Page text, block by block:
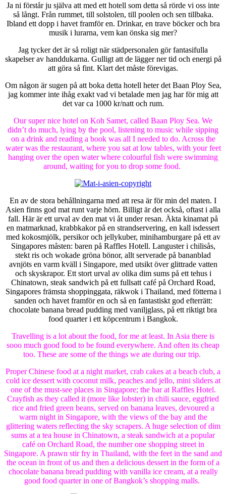
Ja ni förstår ju själva att med ett hotell som detta så rörde vi oss inte
så långt. Från rummet, till solstolen, till poolen och sen tillbaka.
Ibland ett dopp i havet framför en. Drinkar, en trave böcker och bra
musik i lurarna, vem kan önska sig mer?
Jag tycker det är så roligt när städpersonalen gör fantasifulla
skapelser av handdukarna. Gulligt att de lägger ner tid och energi på
att göra så fint. Klart det måste förevigas.
Om någon är sugen på att boka detta hotell heter det Baan Ploy Sea,
jag kommer inte ihåg exakt vad vi betalade men jag har för mig att
det var ca 1000 kr/natt och rum.
Our super nice hotel on Koh Samet, called Baan Ploy Sea. We
didn’t do much, lying by the pool, listening to music while sipping
on a drink and reading a book was all I needed to do. Across the
water was the restaurant, where you sat at low tables, with your feet
hanging over the open water where colourful fish were swimming
around, waiting for you to drop some food.
En av de stora behållningarna med att resa är för min del maten. I
Asien finns god mat runt varje hörn. Billigt är det också, oftast i alla
fall. Här är ett urval av den mat vi åt under resan. Äkta kinamat på
en matmarknad, krabbkakor på en strandservering, en kall isdessert
med kokosmjölk, persikor och jellykuber, minihamburgare på ett av
Singapores måsten: baren på Raffles Hotell. Languster i chilisås,
stekt ris och wokade gröna bönor, allt serverade på bananblad
avnjöts en varm kväll i Singapore, med utsikt över glittrade vatten
och skyskrapor. Ett stort urval av olika dim sums på ett tehus i
Chinatown, steak sandwich på ett fullsatt café på Orchard Road,
Singapores främsta shoppinggata, räkwok i Thailand, med fötterna i
sanden och havet framför en och så en fantastiskt god efterrätt:
chocolate banana bread pudding med vaniljglass, på ett riktigt bra
food quarter i ett köpcentrum i Bangkok.
Travelling is a lot about the food, for me at least. In Asia there is
sooo much good food to be found everywhere. And often its cheap
too. These are some of the things we ate during our trip.
Proper Chinese food at a night market, crab cakes at a beach club, a
cold ice dessert with coconut milk, peaches and jello, mini sliders at
one of the must-see places in Singapore; the bar at Raffles Hotel.
Crayfish as they called it (more like lobster) in chili sauce, eggfried
rice and fried green beans, served on banana leaves, devoured a
warm night in Singapore, with the views of the bay and the
glittering waters reflecting the sky scrapers. A huge selection of dim
sums at a tea house in Chinatown, a steak sandwich at a popular
café on Orchard Road, the number one shopping street in
Singapore. A prawn stir fry in Thailand, with the feet in the sand and
the ocean in front of us and then a delicious dessert in the form of a
chocolate banana bread pudding with vanilla ice cream, at a really
good food quarter in one of Bangkok’s shopping malls.